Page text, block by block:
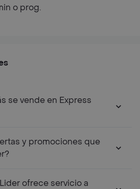
o prog.
se vende en Express
y promociones que
ofrece servicio a